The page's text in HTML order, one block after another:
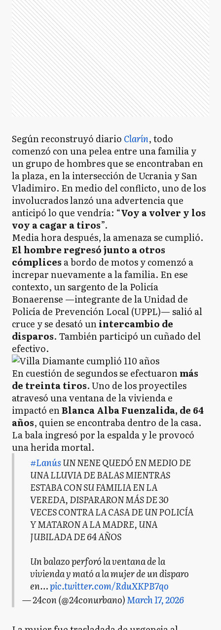
Según reconstruyó diario Clarín, todo
comenzó con una pelea entre una familia y
un grupo de hombres que se encontraban en
la plaza, en la intersección de Ucrania y San
Vladimiro. En medio del conflicto, uno de los
involucrados lanzó una advertencia que
anticipó lo que vendría: “Voy a volver y los
voy a cagar a tiros”.
Media hora después, la amenaza se cumplió.
El hombre regresó junto a otros
cómplices a bordo de motos y comenzó a
increpar nuevamente a la familia. En ese
contexto, un sargento de la Policía
Bonaerense —integrante de la Unidad de
Policía de Prevención Local (UPPL)— salió al
cruce y se desató unintercambio de
disparos. También participó un cuñado del
efectivo.
En cuestión de segundos se efectuaronmás
de treinta tiros. Uno de los proyectiles
atravesó una ventana de la vivienda e
impactó enBlanca Alba Fuenzalida, de 64
años, quien se encontraba dentro de la casa.
La bala ingresó por la espalda y le provocó
una herida mortal.
#LanúsUN NENE QUEDÓ EN MEDIO DE
UNA LLUVIA DE BALAS MIENTRAS
ESTABA CON SU FAMILIA EN LA
VEREDA, DISPARARON MÁS DE 30
VECES CONTRA LA CASA DE UN POLICÍA
Y MATARON A LA MADRE, UNA
JUBILADA DE 64 AÑOS
Un balazo perforó la ventana de la
vivienda y mató a la mujer de un disparo
en…pic.twitter.com/RduXKPB7qo
— 24con (@24conurbano)March 17, 2026